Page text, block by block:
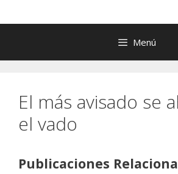
Menú
El más avisado se
el vado
Publicaciones